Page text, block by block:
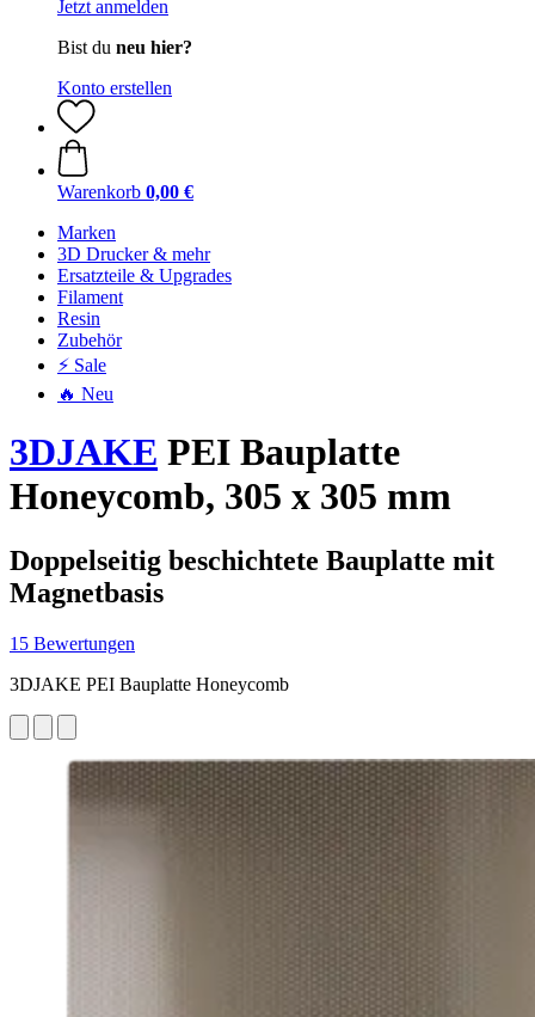
Jetzt anmelden
Bist du neu hier?
Konto erstellen
Warenkorb 0,00 €
Marken
3D Drucker & mehr
Ersatzteile & Upgrades
Filament
Resin
Zubehör
⚡ Sale
🔥 Neu
3DJAKE PEI Bauplatte
Honeycomb, 305 x 305 mm
Doppelseitig beschichtete Bauplatte mit
Magnetbasis
15 Bewertungen
3DJAKE PEI Bauplatte Honeycomb